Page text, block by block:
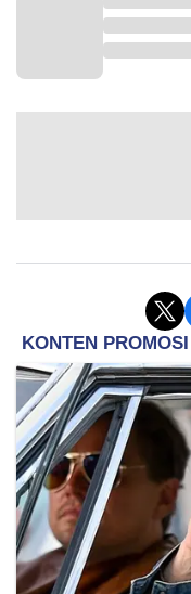
Cahyo pun
menyosialisasikan
terkait Pemilu 2024.
"Videotron itu mulai di
publikasi harus semakin
Kemudian, Cahyo
meningkatkan
kuantitatif. Karena,
antusiasme publik di TPS.
"Di KRL juga bantu
tayang juga di kereta
sampai Jawa Timur, itu